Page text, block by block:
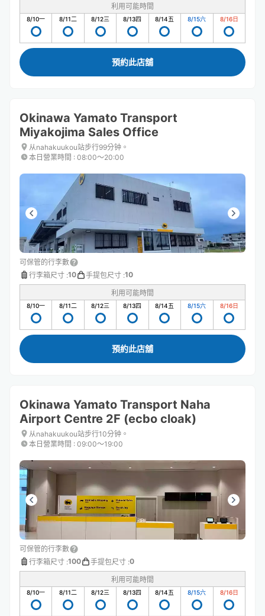
利用可能時間
8/10一 8/11二 8/12三 8/13四 8/14五 8/15六 8/16日
預約此店舖
Okinawa Yamato Transport
Miyakojima Sales Office
从nahakuukou站步行99分钟。
本日營業時間 : 08:00〜20:00
可保管的行李數
行李箱尺寸 :10 手提包尺寸 :10
利用可能時間
8/10一 8/11二 8/12三 8/13四 8/14五 8/15六 8/16日
預約此店舖
Okinawa Yamato Transport Naha
Airport Centre 2F (ecbo cloak)
从nahakuukou站步行10分钟。
本日營業時間 : 09:00〜19:00
可保管的行李數
行李箱尺寸 :100 手提包尺寸 :0
利用可能時間
8/10一 8/11二 8/12三 8/13四 8/14五 8/15六 8/16日